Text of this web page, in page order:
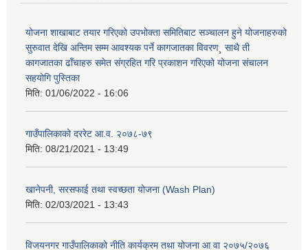
योजना शाखाबाट तयार गरिएको उपभोक्ता समितिबाट सञ्चालन हुने योजनाहरुको
सुरुवात देखि अन्तिम सम्म आवश्यक पर्ने कागजातका विवरण¸ साथै ती
कागजातका ढाँचाहरु समेत संग्रहित गरि प्रकाशन गरिएको योजना संचालन
सहयोगि पुस्तिका
मिति: 01/06/2022 - 16:06
गाउँपालिकाको दररेट आ.व. २०७८-७९
मिति: 08/21/2021 - 13:49
खानेपनी, सरसफाई तथा स्वच्छता योजना (Wash Plan)
मिति: 02/03/2021 - 13:43
विजयनगर गाउँपालिकाको नीति कार्यक्रम तथा योजना आ वा २०७५/२०७६